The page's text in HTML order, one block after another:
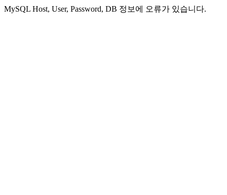
MySQL Host, User, Password, DB 정보에 오류가 있습니다.